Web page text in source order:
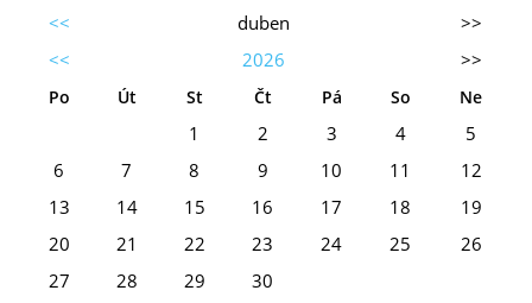
<<
duben
>>
<<
2026 >>
Po Út St Čt Pá So Ne
1 2 3 4
5
6
7 8 9 10 11
12
13
14 15 16 17 18
19
20
21 22 23 24 25
26
27
28 29 30